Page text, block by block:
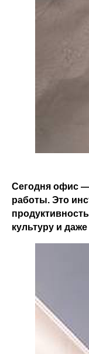
Сегодня офис —
работы. Это
культуру и